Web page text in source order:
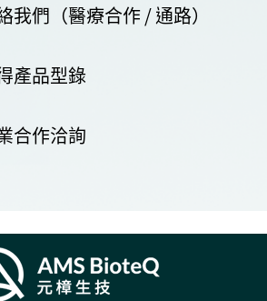
我們（醫療合作 / 通路）
產品型錄
合作洽詢